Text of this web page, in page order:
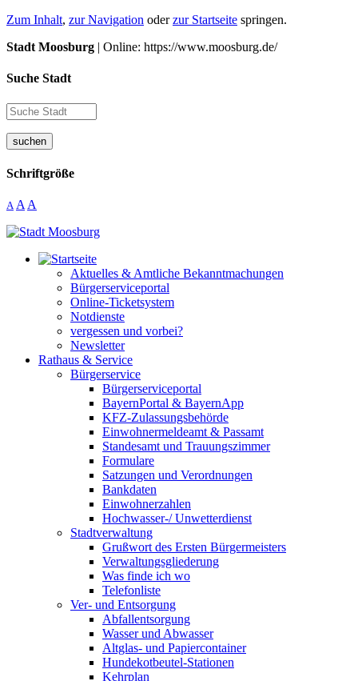
Zum Inhalt, zur Navigation oderzur Startseite springen.
Stadt Moosburg | Online: https://www.moosburg.de/
Suche Stadt
suchen
Schriftgröße
A A A
Aktuelles & Amtliche Bekanntmachungen
Bürgerserviceportal
Online-Ticketsystem
Notdienste
vergessen und vorbei?
Newsletter
Rathaus & Service
Bürgerservice
Bürgerserviceportal
BayernPortal & BayernApp
KFZ-Zulassungsbehörde
Einwohnermeldeamt & Passamt
Standesamt und Trauungszimmer
Formulare
Satzungen und Verordnungen
Bankdaten
Einwohnerzahlen
Hochwasser-/ Unwetterdienst
Stadtverwaltung
Grußwort des Ersten Bürgermeisters
Verwaltungsgliederung
Was finde ich wo
Telefonliste
Ver- und Entsorgung
Abfallentsorgung
Wasser und Abwasser
Altglas- und Papiercontainer
Hundekotbeutel-Stationen
Kehrplan